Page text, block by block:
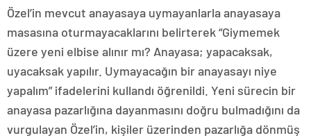
Özel’in mevcut anayasaya uymayanlarla anayasaya
masasına oturmayacaklarını belirterek “Giymemek
üzere yeni elbise alınır mı? Anayasa; yapacaksak,
uyacaksak yapılır. Uymayacağın bir anayasayı niye
yapalım” ifadelerini kullandı öğrenildi. Yeni sürecin bir
anayasa pazarlığına dayanmasını doğru bulmadığını da
vurgulayan Özel’in, kişiler üzerinden pazarlığa dönmüş